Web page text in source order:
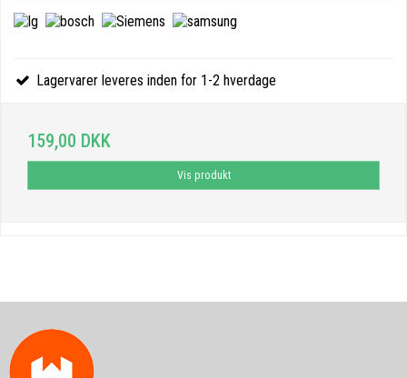
Lagervarer leveres inden for 1-2 hverdage
159,00 DKK
Vis produkt